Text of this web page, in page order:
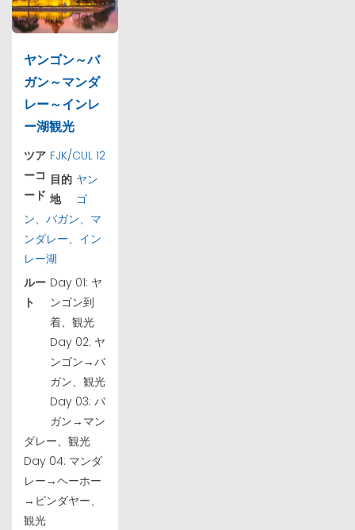
ヤンゴン～バ
ガン～マンダ
レー～インレ
ー湖観光
ツア
ーコ
ード
FJK/CUL 12
目的
地
ヤン
ゴ
ン、バガン、マ
ンダレー、イン
レー湖
ルー
ト
Day 01: ヤ
ンゴン到
着、観光
Day 02: ヤ
ンゴン→バ
ガン、観光
Day 03: バ
ガン→マン
ダレー、観光
Day 04: マンダ
レー→ヘーホー
→ピンダヤー、
観光